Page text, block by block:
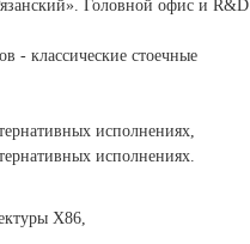
Головной офис и R&D
- классические стоечные
исполнениях,
исполнениях.
X86,